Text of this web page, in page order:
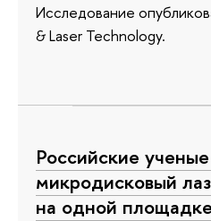
Исследование
& Laser Technology.
Российские
микродисковый
на одной площадке